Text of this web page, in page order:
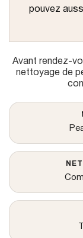
pouvez
Avant rendez-
nettoyage de